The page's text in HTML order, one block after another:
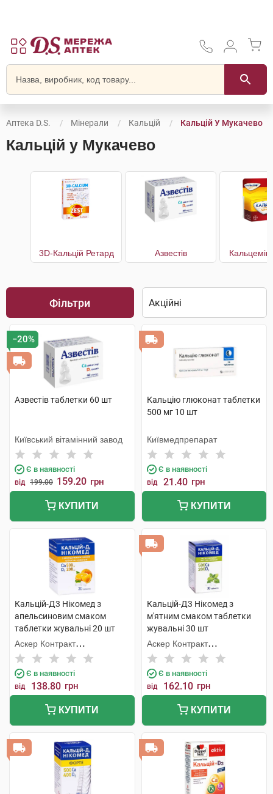
Аптека D.S. Мінерали Кальцій Кальцій У Мукачево
Кальцій у Мукачево
3D-Кальцій Ретард Азвестів
Фільтри
−20%
Азвестів таблетки 60 шт
Київський вітамінний завод
Є в наявності
від 199.00 159.20 грн
КУПИТИ
Кальцію глюконат таблетки
500 мг 10 шт
Київмедпрепарат
Є в наявності
від 21.40 грн
КУПИТИ
Кальцій-Д3 Нікомед з
апельсиновим смаком
таблетки жувальні 20 шт
Аскер Контракт
Мануфекчерінг АС
Є в наявності
від 138.80 грн
КУПИТИ
Кальцій-Д3 Нікомед з
м'ятним смаком таблетки
жувальні 30 шт
Аскер Контракт
Мануфекчерінг АС
Є в наявності
від 162.10 грн
КУПИТИ